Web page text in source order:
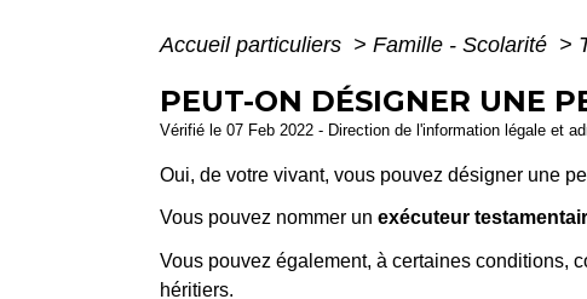
Accueil particuliers > Famille - Scolarité >
PEUT-ON DÉSIGNER UNE
Vérifié le 07 Feb 2022 - Direction de l'information légale et
Oui, de votre vivant, vous pouvez désigner une
Vous pouvez nommer un exécuteur
Vous pouvez également, à certaines conditions,
héritiers.